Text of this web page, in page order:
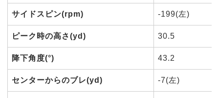
サイドスピン(rpm) -199(左)
ピーク時の高さ(yd) 30.5
降下角度(°) 43.2
センターからのブレ(yd) -7(左)